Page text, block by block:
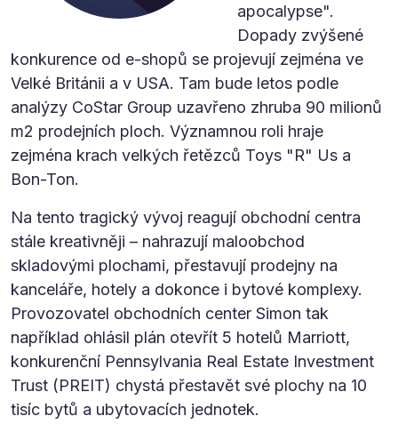
apocalypse".
Dopady zvýšené
konkurence od e-shopů se projevují zejména ve
Velké Británii a v USA. Tam bude letos podle
analýzy CoStar Group uzavřeno zhruba 90 milionů
m2 prodejních ploch. Významnou roli hraje
zejména krach velkých řetězců Toys "R" Us a
Bon-Ton.
Na tento tragický vývoj reagují obchodní centra
stále kreativněji – nahrazují maloobchod
skladovými plochami, přestavují prodejny na
kanceláře, hotely a dokonce i bytové komplexy.
Provozovatel obchodních center Simon tak
například ohlásil plán otevřít 5 hotelů Marriott,
konkurenční Pennsylvania Real Estate Investment
Trust (PREIT) chystá přestavět své plochy na 10
tisíc bytů a ubytovacích jednotek.